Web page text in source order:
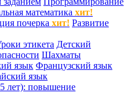
математика хит!
почерка хит! Развитие
этикета Детский
Шахматы
язык Французский язык
язык
лет): повышение